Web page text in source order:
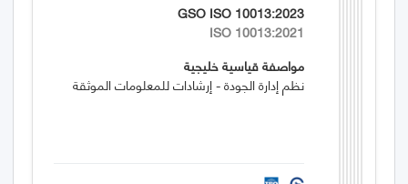
GSO ISO 10013:2023
ISO 10013:2021
مواصفة قياسية خليجية
نظم إدارة الجودة - إرشادات للمعلومات الموثقة